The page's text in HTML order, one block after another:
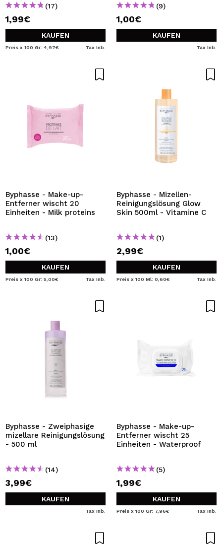
(17)
1,99€
KAUFEN
Preis x 100 Gr: 4,97€ Tax Inb.
(9)
1,00€
KAUFEN
Tax Inb.
Byphasse - Make-up-
Entferner wischt 20
Einheiten - Milk proteins
(13)
1,00€
KAUFEN
Preis x 100 Gr: 5,00€ Tax Inb.
Byphasse - Mizellen-
Reinigungslösung Glow
Skin 500ml - Vitamine C
(1)
2,99€
KAUFEN
Preis x 100 Ml: 0,60€ Tax Inb.
Byphasse - Zweiphasige
mizellare Reinigungslösung
- 500 ml
(14)
3,99€
KAUFEN
Tax Inb.
Byphasse - Make-up-
Entferner wischt 25
Einheiten - Waterproof
(5)
1,99€
KAUFEN
Preis x 100 Gr: 7,96€ Tax Inb.